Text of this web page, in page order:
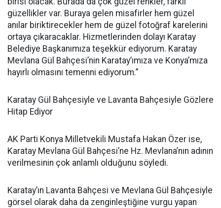
güzellikler var. Buraya gelen misafirler hem güzel
anılar biriktirecekler hem de güzel fotoğraf karelerini
ortaya çıkaracaklar. Hizmetlerinden dolayı Karatay
Belediye Başkanımıza teşekkür ediyorum. Karatay
Mevlana Gül Bahçesi’nin Karatay’ımıza ve Konya’mıza
hayırlı olmasını temenni ediyorum.”
Karatay Gül Bahçesiyle ve Lavanta Bahçesiyle Gözlere
Hitap Ediyor
AK Parti Konya Milletvekili Mustafa Hakan Özer ise,
Karatay Mevlana Gül Bahçesi’ne Hz. Mevlana’nın adının
verilmesinin çok anlamlı olduğunu söyledi.
Karatay’ın Lavanta Bahçesi ve Mevlana Gül Bahçesiyle
görsel olarak daha da zenginleştiğine vurgu yapan